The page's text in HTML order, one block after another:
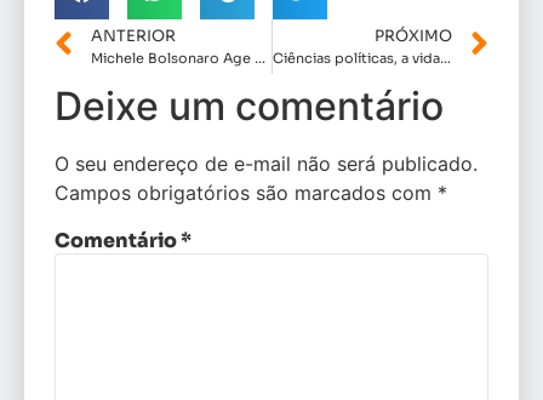
ANTERIOR
Michele Bolsonaro Age na Calada da Noite e Retira Detinha da Presidência do PL Mulher no Maranhão
PRÓXIMO
Ciências políticas, a vida na política!
Deixe um comentário
O seu endereço de e-mail não será publicado.
Campos obrigatórios são marcados com *
Comentário*